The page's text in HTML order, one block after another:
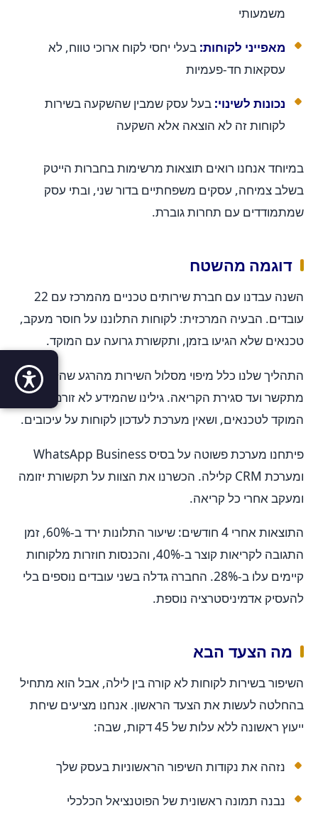
משמעותי
מאפייני לקוחות: בעלי יחסי לקוח ארוכי טווח, לא
עסקאות חד-פעמיות
נכונות לשינוי: בעל עסק שמבין שהשקעה בשירות
לקוחות זה לא הוצאה אלא השקעה
במיוחד אנחנו רואים תוצאות מרשימות בחברות הייטק
בשלב צמיחה, עסקים משפחתיים בדור שני, ובתי עסק
שמתמודדים עם תחרות גוברת.
דוגמה מהשטח
השנה עבדנו עם חברת שירותים טכניים מהמרכז עם 22
עובדים. הבעיה המרכזית: לקוחות התלוננו על חוסר מעקב,
טכנאים שלא הגיעו בזמן, ותקשורת גרועה עם המוקד.
התהליך שלנו כלל מיפוי מסלול השירות מהרגע שהלקוח
מתקשר ועד סגירת הקריאה. גילינו שהמידע לא זורם בין
המוקד לטכנאים, ושאין מערכת לעדכון לקוחות על עיכובים.
פיתחנו מערכת פשוטה על בסיס WhatsApp Business
ומערכת CRM קלילה. הכשרנו את הצוות על תקשורת יזומה
ומעקב אחרי כל קריאה.
התוצאות אחרי 4 חודשים: שיעור התלונות ירד ב-60%, זמן
התגובה לקריאות קוצר ב-40%, והכנסות חוזרות מלקוחות
קיימים עלו ב-28%. החברה גדלה בשני עובדים נוספים בלי
להעסיק אדמיניסטרציה נוספת.
מה הצעד הבא
השיפור בשירות לקוחות לא קורה בין לילה, אבל הוא מתחיל
בהחלטה לעשות את הצעד הראשון. אנחנו מציעים שיחת
ייעוץ ראשונה ללא עלות של 45 דקות, שבה:
נזהה את נקודות השיפור הראשוניות בעסק שלך
נבנה תמונה ראשונית של הפוטנציאל הכלכלי